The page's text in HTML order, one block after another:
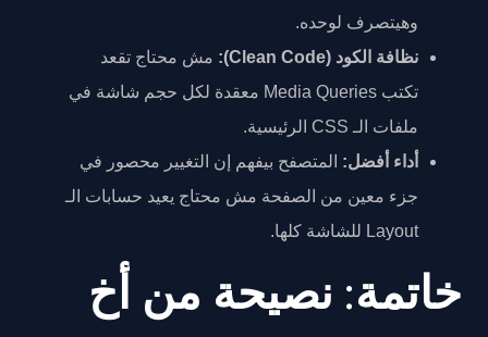
وهيتصرف لوحده.
نظافة الكود (Clean Code):
مش محتاج تقعد
تكتب Media Queries معقدة لكل حجم شاشة في
ملفات الـ CSS الرئيسية.
أداء أفضل: المتصفح بيفهم إن التغيير محصور في
جزء معين من الصفحة مش محتاج يعيد حسابات الـ
Layout للشاشة كلها.
خاتمة: نصيحة من أخ